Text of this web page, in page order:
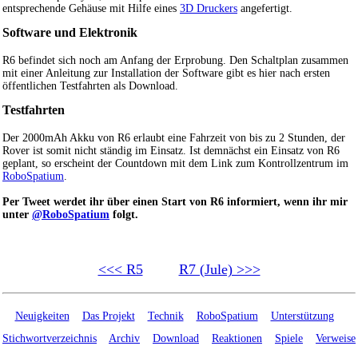
entsprechende Gehäuse mit Hilfe eines 3D Druckers angefertigt.
Software und Elektronik
R6 befindet sich noch am Anfang der Erprobung. Den Schaltplan zusammen
mit einer Anleitung zur Installation der Software gibt es hier nach ersten
öffentlichen Testfahrten als Download.
Testfahrten
Der 2000mAh Akku von R6 erlaubt eine Fahrzeit von bis zu 2 Stunden, der
Rover ist somit nicht ständig im Einsatz. Ist demnächst ein Einsatz von R6
geplant, so erscheint der Countdown mit dem Link zum Kontrollzentrum im
RoboSpatium.
Per Tweet werdet ihr über einen Start von R6 informiert, wenn ihr mir
unter @RoboSpatium folgt.
<<< R5 R7 (Jule) >>>
Neuigkeiten Das Projekt Technik RoboSpatium
Unterstützung
Stichwortverzeichnis
Archiv Download Reaktionen Spiele
Verweise